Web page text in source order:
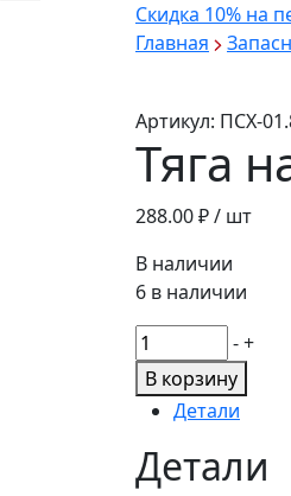
Скидка 10% на
Главная
Артикул: ПСХ-
Тяга
288.00₽ / шт
В наличии
6 в наличии
Количество
товара
Тяга
натяжителя
лифтера
(ленты)
-+
В корзину
Детали
Детали